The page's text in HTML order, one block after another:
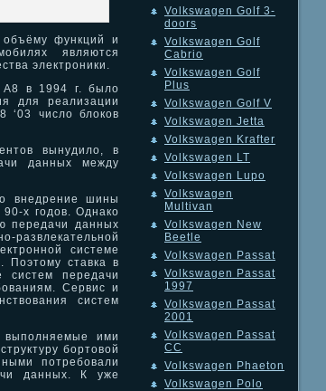
объёму функций и
являются
электроники.
A8 в 1994 г. было
для реализации
‘03 число блоков
вынудило, в
данных между
внедрение шины
х годов. Однако
передачи данных
развлекательной
системе
Поэтому ставка в
систем передачи
Сервис и
систем
выполняемые ими
бортовой
потребовали
данных. К уже
Volkswagen Golf 3-
doors
Volkswagen Golf
Cabrio
Volkswagen Golf
Plus
Volkswagen Golf V
Volkswagen Jetta
Volkswagen Krafter
Volkswagen LT
Volkswagen Lupo
Volkswagen
Multivan
Volkswagen New
Beetle
Volkswagen Passat
Volkswagen Passat
1997
Volkswagen Passat
2001
Volkswagen Passat
CC
Volkswagen Phaeton
Volkswagen Polo